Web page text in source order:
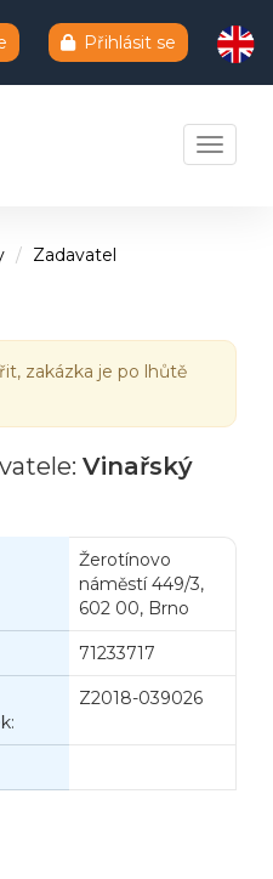
Přihlásit se
Toggle
Zadavatel
zakázka je po lhůtě
Vinařský
Žerotínovo
náměstí 449/3,
602 00, Brno
71233717
Z2018-039026